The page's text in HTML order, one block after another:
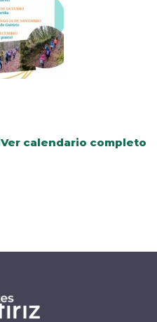
Ver calendario completo